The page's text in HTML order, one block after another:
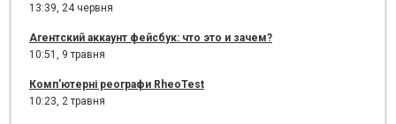
13:39, 24 червня
Агентский аккаунт фейсбук: что это и зачем?
10:51, 9 травня
Комп'ютерні реографи RheoTest
10:23, 2 травня